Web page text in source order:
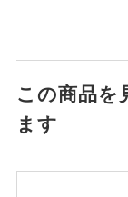
この商品を
ます